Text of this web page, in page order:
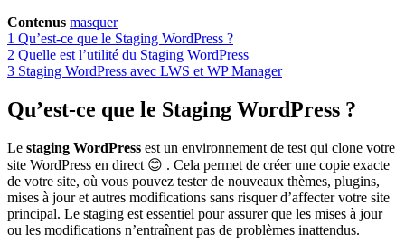
Contenus masquer
1 Qu’est-ce que le Staging WordPress ?
2 Quelle est l’utilité du Staging WordPress
3 Staging WordPress avec LWS et WP Manager
Qu’est-ce que le Staging WordPress ?
Le staging WordPress est un environnement de test qui clone votre
site WordPress en direct 😊 . Cela permet de créer une copie exacte
de votre site, où vous pouvez tester de nouveaux thèmes, plugins,
mises à jour et autres modifications sans risquer d’affecter votre site
principal. Le staging est essentiel pour assurer que les mises à jour
ou les modifications n’entraînent pas de problèmes inattendus.